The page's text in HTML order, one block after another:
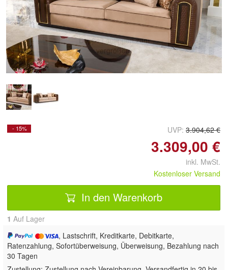
Doppelt antippen zum
vergrößern
- 15% UVP: 3.904,62 €
3.309,00 €
inkl. MwSt.
Kostenloser Versand
In den Warenkorb
1 Auf Lager
, Lastschrift, Kreditkarte, Debitkarte,
Ratenzahlung, Sofortüberweisung, Überweisung, Bezahlung nach
30 Tagen